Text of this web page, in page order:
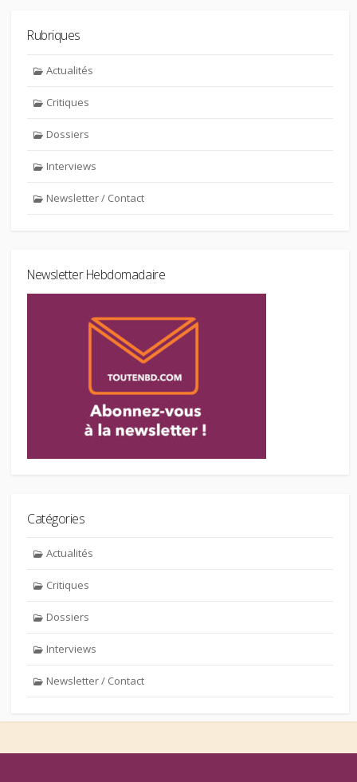
Rubriques
Actualités
Critiques
Dossiers
Interviews
Newsletter / Contact
Newsletter Hebdomadaire
Catégories
Actualités
Critiques
Dossiers
Interviews
Newsletter / Contact